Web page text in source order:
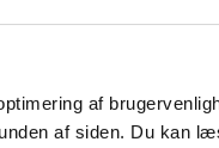
af
af siden. Du kan